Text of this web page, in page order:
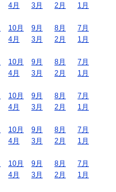
4月 3月 2月
1月
10月 9月 8月
7月
4月 3月 2月
1月
10月 9月 8月
7月
4月 3月 2月
1月
10月 9月 8月
7月
4月 3月 2月
1月
10月 9月 8月
7月
4月 3月 2月
1月
10月 9月 8月
7月
4月 3月 2月
1月